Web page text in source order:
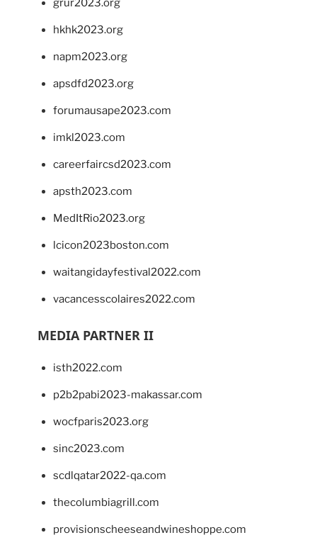
grur2023.org
hkhk2023.org
napm2023.org
apsdfd2023.org
forumausape2023.com
imkl2023.com
careerfaircsd2023.com
apsth2023.com
MedItRio2023.org
lcicon2023boston.com
waitangidayfestival2022.com
vacancesscolaires2022.com
MEDIA PARTNER II
isth2022.com
p2b2pabi2023-makassar.com
wocfparis2023.org
sinc2023.com
scdlqatar2022-qa.com
thecolumbiagrill.com
provisionscheeseandwineshoppe.com